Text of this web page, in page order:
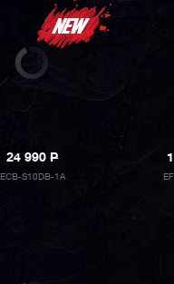
24 990P
ECB-S10DB-1A